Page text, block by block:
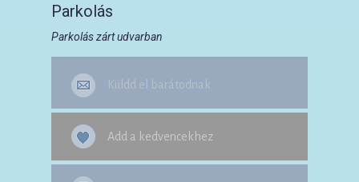
Parkolás
Parkolás zárt udvarban
Küldd el barátodnak
Add a kedvencekhez